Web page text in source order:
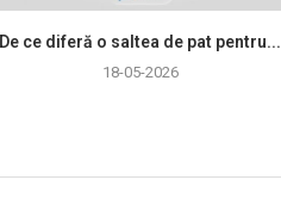
De ce diferă o saltea de pat pentru...
18-05-2026